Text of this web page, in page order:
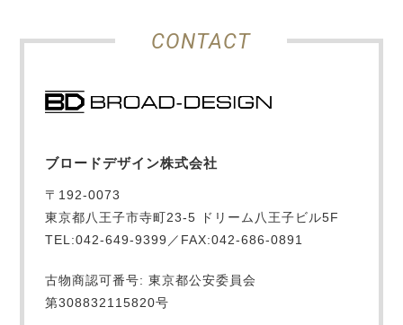
CONTACT
ブロードデザイン株式会社
〒192-0073
東京都八王子市寺町23-5 ドリーム八王子ビル5F
TEL:042-649-9399／FAX:042-686-0891
古物商認可番号: 東京都公安委員会
第308832115820号